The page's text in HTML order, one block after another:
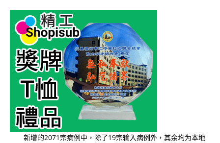
新增的2071宗病例中，除了19宗输入病例外，其余均为本地